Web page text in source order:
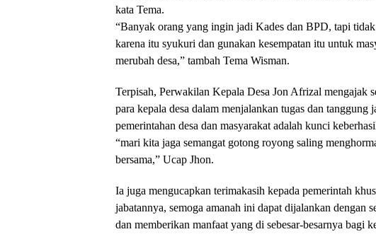
kata Tema.
“Banyak orang yang ingin jadi Kades dan BPD, tapi
karena itu syukuri dan gunakan kesempatan itu untuk
merubah desa,” tambah Tema Wisman.
Terpisah, Perwakilan Kepala Desa Jon Afrizal mengajak
para kepala desa dalam menjalankan tugas dan tanggung
pemerintahan desa dan masyarakat adalah kunci
“mari kita jaga semangat gotong royong saling
bersama,” Ucap Jhon.
Ia juga mengucapkan terimakasih kepada pemerintah
jabatannya, semoga amanah ini dapat dijalankan dengan
dan memberikan manfaat yang di sebesar-besarnya bagi